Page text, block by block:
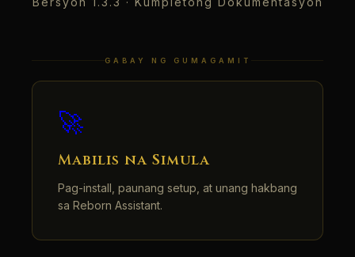
GABAY NG GUMAGAMIT
🚀
Mabilis na Simula
Pag-install, paunang setup, at unang hakbang
sa Reborn Assistant.